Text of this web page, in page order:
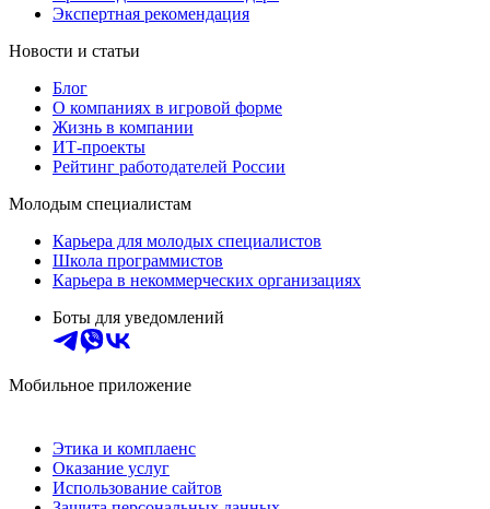
Экспертная рекомендация
Новости и статьи
Блог
О компаниях в игровой форме
Жизнь в компании
ИТ-проекты
Рейтинг работодателей России
Молодым специалистам
Карьера для молодых специалистов
Школа программистов
Карьера в некоммерческих организациях
Боты для уведомлений
Мобильное приложение
Этика и комплаенс
Оказание услуг
Использование сайтов